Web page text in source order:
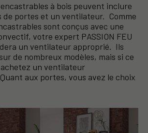
à bois peuvent inclure
portes et un ventilateur. Comme
sont conçus avec une
votre expert PASSION FEU
un ventilateur approprié. Ils
de nombreux modèles, mais si ce
achetez un ventilateur
aux portes, vous avez le choix